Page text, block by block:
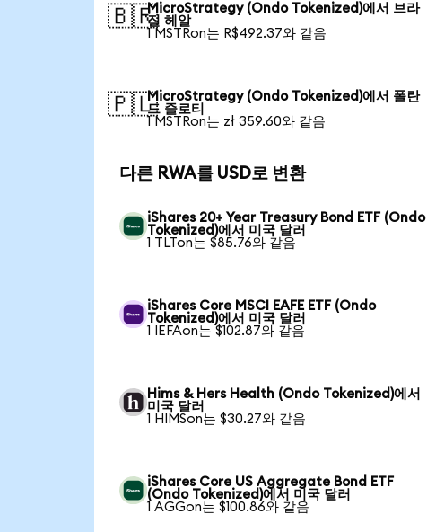
🇧🇷MicroStrategy (Ondo Tokenized)에서 브라
질 헤알
1 MSTRon는 R$492.37와 같음
🇵🇱MicroStrategy (Ondo Tokenized)에서 폴란
드 즐로티
1 MSTRon는 zł 359.60와 같음
다른 RWA를 USD로 변환
iShares 20+ Year Treasury Bond ETF (Ondo
Tokenized)에서 미국 달러
1 TLTon는 $85.76와 같음
iShares Core MSCI EAFE ETF (Ondo
Tokenized)에서 미국 달러
1 IEFAon는 $102.87와 같음
Hims & Hers Health (Ondo Tokenized)에서
미국 달러
1 HIMSon는 $30.27와 같음
iShares Core US Aggregate Bond ETF
(Ondo Tokenized)에서 미국 달러
1 AGGon는 $100.86와 같음